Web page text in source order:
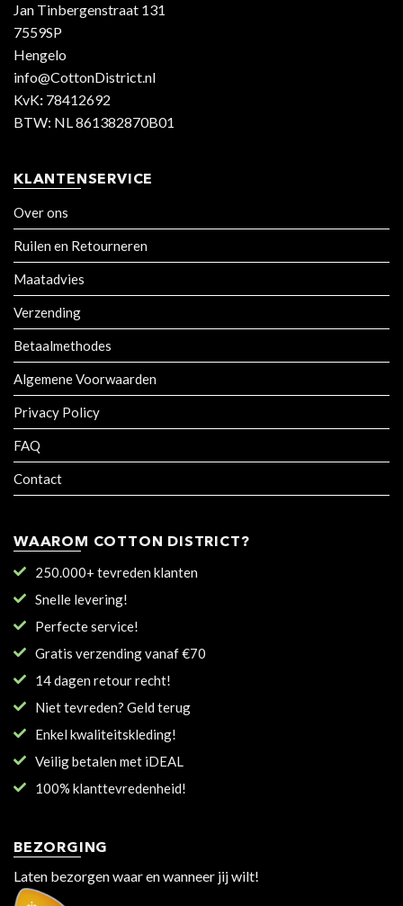
Jan Tinbergenstraat 131
7559SP
Hengelo
info@CottonDistrict.nl
KvK: 78412692
BTW: NL 861382870B01
KLANTENSERVICE
Over ons
Ruilen en Retourneren
Maatadvies
Verzending
Betaalmethodes
Algemene Voorwaarden
Privacy Policy
FAQ
Contact
WAAROM COTTON DISTRICT?
250.000+ tevreden klanten
Snelle levering!
Perfecte service!
Gratis verzending vanaf €70
14 dagen retour recht!
Niet tevreden? Geld terug
Enkel kwaliteitskleding!
Veilig betalen met iDEAL
100% klanttevredenheid!
BEZORGING
Laten bezorgen waar en wanneer jij wilt!